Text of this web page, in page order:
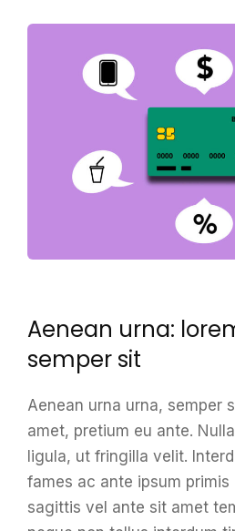
Aenean urna:
semper sit
Aenean urna urna, semper
amet, pretium eu ante.
ligula, ut fringilla velit.
fames ac ante ipsum primis
sagittis vel ante sit amet